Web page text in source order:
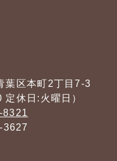
葉区本町2丁目7-3
休日:火曜日）
8321
3627